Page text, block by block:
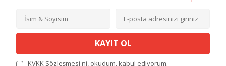
KAYIT OL
KVKK Sözleşmesi'ni, okudum, kabul ediyorum.